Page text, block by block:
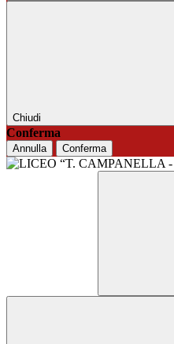
Chiudi
Conferma
Annulla Conferma